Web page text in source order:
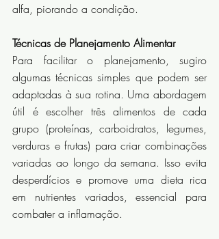
alfa, piorando a condição.
Técnicas de Planejamento Alimentar
Para facilitar o planejamento, sugiro
algumas técnicas simples que podem ser
adaptadas à sua rotina. Uma abordagem
útil é escolher três alimentos de cada
grupo (proteínas, carboidratos, legumes,
verduras e frutas) para criar combinações
variadas ao longo da semana. Isso evita
desperdícios e promove uma dieta rica
em nutrientes variados, essencial para
combater a inflamação.